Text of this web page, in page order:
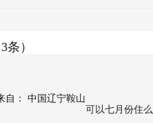
条）
自： 中国辽宁鞍山
可以七月份住么